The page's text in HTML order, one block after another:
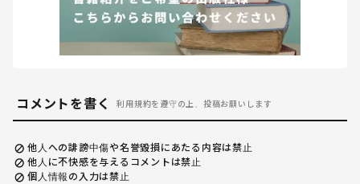
コメントを書く 利用規約を遵守の上、投稿お願いします
他人への誹謗中傷や名誉毀損にあたる内容は禁止
他人に不快感を与えるコメントは禁止
個人情報の入力は禁止